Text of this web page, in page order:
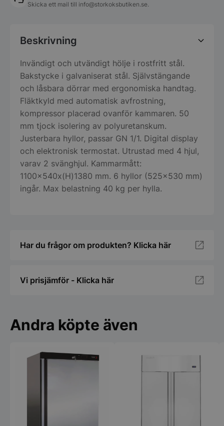
Skicka ett mail till info@storkoksbutiken.se.
Beskrivning
Invändigt och utvändigt hölje i rostfritt stål.
Bakstycke i galvaniserat stål. Självstängande
och låsbara dörrar med ergonomiska handtag.
Fläktkyld med automatisk avfrostning,
kompressor placerad ovanför kammaren. 50
mm tjock isolering av polyuretanskum.
Justerbara hyllor, passar GN 1/1. Digital display
och elektronisk termostat. Utrustad med 4 hjul,
varav 2 svänghjul. Kammarmått:
1100x540x(H)1380 mm. 6 hyllor (525×530 mm)
ingår. Max belastning 40 kg per hylla.
Har du frågor om produkten? Klicka här
Vi prisjämför - Klicka här
Andra köpte även